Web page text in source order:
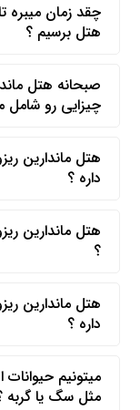
چقد زمان میبره
هتل برسیم ؟
صبحانه هتل
چیزایی رو شامل
هتل ماندارین
داره ؟
هتل ماندارین
؟
هتل ماندارین
داره ؟
میتونیم
مثل سگ یا گربه